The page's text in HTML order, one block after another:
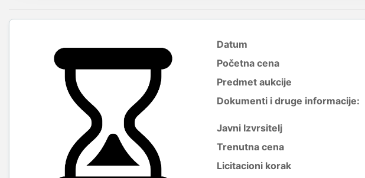
Datum
Početna cena
Predmet aukcije
Dokumenti i druge informacije:
Javni Izvrsitelj
Trenutna cena
Licitacioni korak